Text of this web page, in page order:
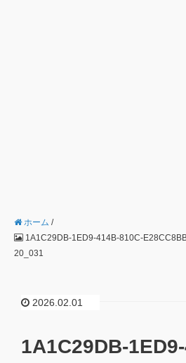
ホーム /
1A1C29DB-1ED9-414B-810C-
20_031
2026.02.01
1A1C29DB-